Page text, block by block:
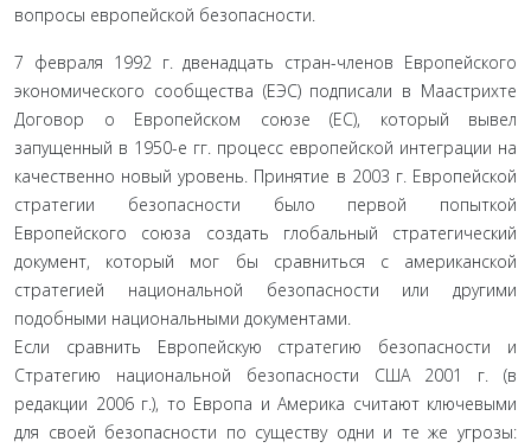
вопросы европейской безопасности.
7 февраля 1992 г. двенадцать стран-членов Европейского
экономического сообщества (ЕЭС) подписали в Маастрихте
Договор о Европейском союзе (ЕС), который вывел
запущенный в 1950-е гг. процесс европейской интеграции на
качественно новый уровень. Принятие в 2003 г. Европейской
стратегии безопасности было первой попыткой
Европейского союза создать глобальный стратегический
документ, который мог бы сравниться с американской
стратегией национальной безопасности или другими
подобными национальными документами.
Если сравнить Европейскую стратегию безопасности и
Стратегию национальной безопасности США 2001 г. (в
редакции 2006 г.), то Европа и Америка считают ключевыми
для своей безопасности по существу одни и те же угрозы: